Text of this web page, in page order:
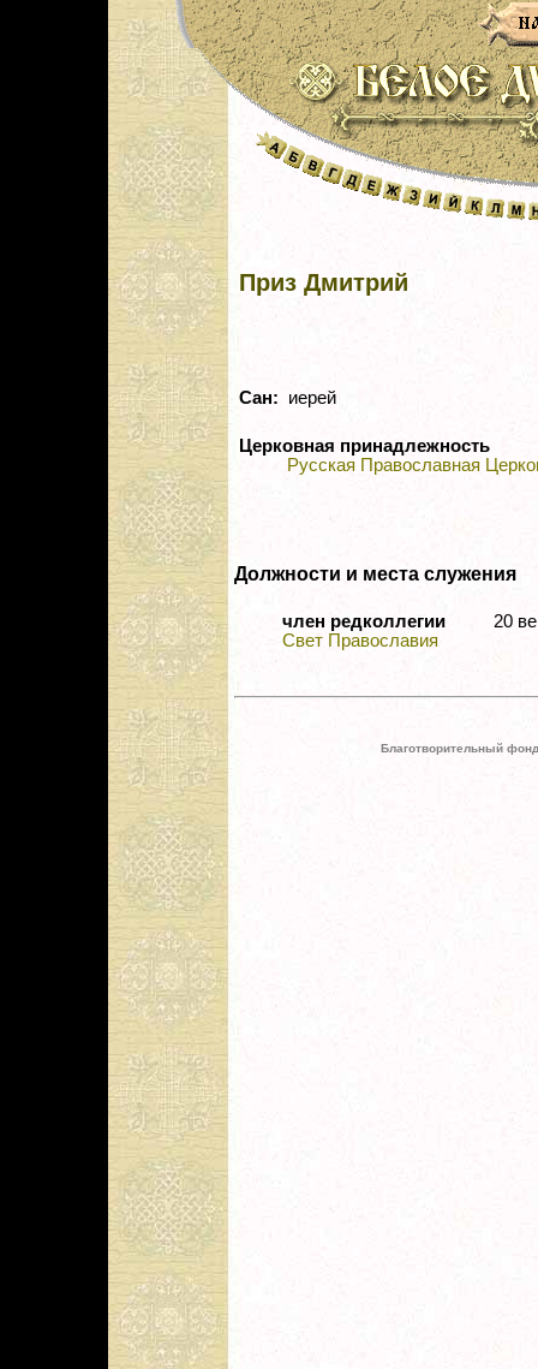
Приз Дмитрий
Сан: иерей
Церковная принадлежность
Русская Православная
Должности и места служения
член редколлегии
Свет Православия
20
Благотворительный